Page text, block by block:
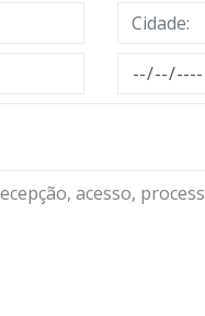
acesso,